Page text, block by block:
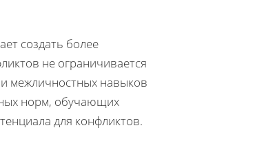
создать более
не ограничивается
межличностных навыков
норм, обучающих
для конфликтов.